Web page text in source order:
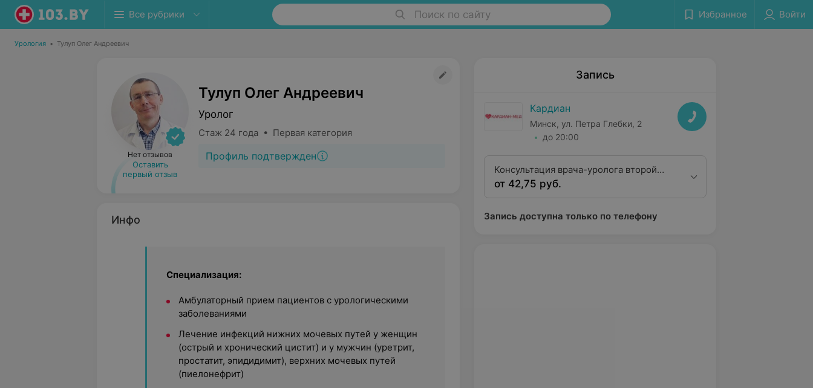
Все рубрики Поиск по сайту Избранное Войти
Урология • Тулуп Олег Андреевич
Нет отзывов
Оставить
первый отзыв
Тулуп Олег Андреевич
Уролог
Стаж 24 года • Первая категория
Профиль подтвержден
Инфо
Специализация:
Амбулаторный прием пациентов с урологическими
заболеваниями
Лечение инфекций нижних мочевых путей у женщин
(острый и хронический цистит) и у мужчин (уретрит,
простатит, эпидидимит), верхних мочевых путей
(пиелонефрит)
Запись
Кардиан
Минск, ул. Петра Глебки, 2
до 20:00
Консультация врача-уролога второй
квалификационной категории
от 42,75 руб.
Запись доступна только по телефону